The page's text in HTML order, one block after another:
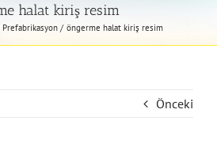
halat kiriş resim
Prefabrikasyon öngerme halat kiriş resim
Önceki